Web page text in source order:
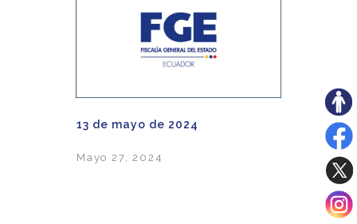
13 de mayo de 2024
Mayo 27, 2024